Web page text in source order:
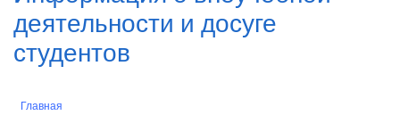
деятельности и досуге
студентов
Строка
Главная